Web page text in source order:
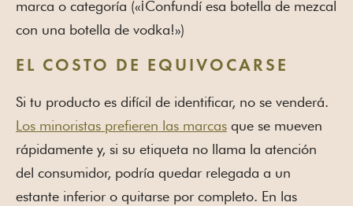
marca o categoría («¡Confundí esa botella de mezcal
con una botella de vodka!»)
EL COSTO DE EQUIVOCARSE
Si tu producto es difícil de identificar, no se venderá.
Los minoristas prefieren las marcas que se mueven
rápidamente y, si su etiqueta no llama la atención
del consumidor, podría quedar relegada a un
estante inferior o quitarse por completo. En las